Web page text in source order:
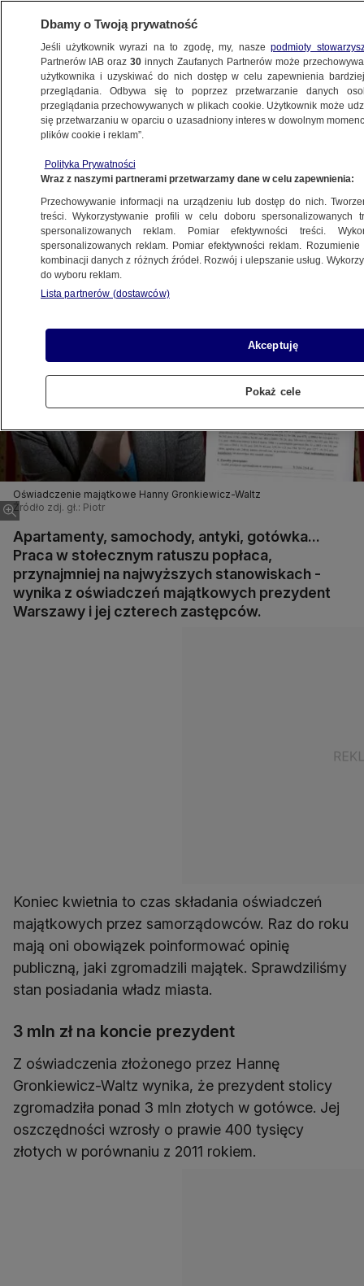
WARSZAWA
NAJNOWSZE
swoje majątki
16.05.2013, 20:08
Udostępnij
Oświadczenie majątkowe Hanny Gronkiewicz-Waltz
Źródło zdj. gł.: Piotr
Apartamenty, samochody, antyki, gotówka...
Praca w stołecznym ratuszu popłaca,
przynajmniej na najwyższych stanowiskach -
wynika z oświadczeń majątkowych prezydent
Warszawy i jej czterech zastępców.
Koniec kwietnia to czas składania oświadczeń
majątkowych przez samorządowców. Raz do roku
mają oni obowiązek poinformować opinię
publiczną, jaki zgromadzili majątek. Sprawdziliśmy
stan posiadania władz miasta.
3 mln zł na koncie prezydent
Z oświadczenia złożonego przez Hannę
Gronkiewicz-Waltz wynika, że prezydent stolicy
zgromadziła ponad 3 mln złotych w gotówce. Jej
oszczędności wzrosły o prawie 400 tysięcy
złotych w porównaniu z 2011 rokiem.
Dbamy o Twoją prywatność
Jeśli użytkownik wyrazi na to zgodę, my, naszepodmioty
Partnerów IAB oraz30 innych Zaufanych Partnerów może
użytkownika i uzyskiwać do nich dostęp w celu zapewnienia
przeglądania. Odbywa się to poprzez przetwarzanie danych
przeglądania przechowywanych w plikach cookie. Użytkownik może
się przetwarzaniu w oparciu o uzasadniony interes w dowolnym
plików cookie i reklam”.
Polityka Prywatności
Wraz z naszymi partnerami przetwarzamy dane w celu zapewnienia:
Przechowywanie informacji na urządzeniu lub dostęp do nich.
treści. Wykorzystywanie profili w celu doboru spersonalizowanych
spersonalizowanych reklam. Pomiar efektywności treści.
spersonalizowanych reklam. Pomiar efektywności reklam.
kombinacji danych z różnych źródeł. Rozwój i ulepszanie usług.
do wyboru reklam.
Lista partnerów (dostawców)
Akceptuję
Pokaż cele